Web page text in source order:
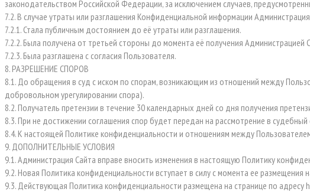
законодательством Российской Федерации, за исключением случаев,
7.2. В случае утраты или разглашения Конфиденциальной информации
7.2.1. Стала публичным достоянием до её утраты или разглашения.
7.2.2. Была получена от третьей стороны до момента её получения Администрацией
7.2.3. Была разглашена с согласия Пользователя.
8. РАЗРЕШЕНИЕ СПОРОВ
8.1. До обращения в суд с иском по спорам, возникающим из отношений между
добровольном урегулировании спора).
8.2. Получатель претензии в течение 30 календарных дней со дня получения
8.3. При не достижении соглашения спор будет передан на рассмотрение в
8.4. К настоящей Политике конфиденциальности и отношениям между
9. ДОПОЛНИТЕЛЬНЫЕ УСЛОВИЯ
9.1. Администрация Сайта вправе вносить изменения в настоящую Политику
9.2. Новая Политика конфиденциальности вступает в силу с момента ее
9.3. Действующая Политика конфиденциальности размещена на странице по